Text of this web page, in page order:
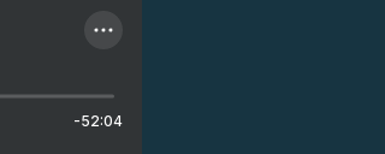
-52:04